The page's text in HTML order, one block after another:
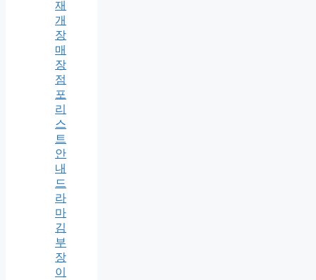
재
개
장
매
장
점
포
리
스
트
안
내
드
라
마
김
부
장
이